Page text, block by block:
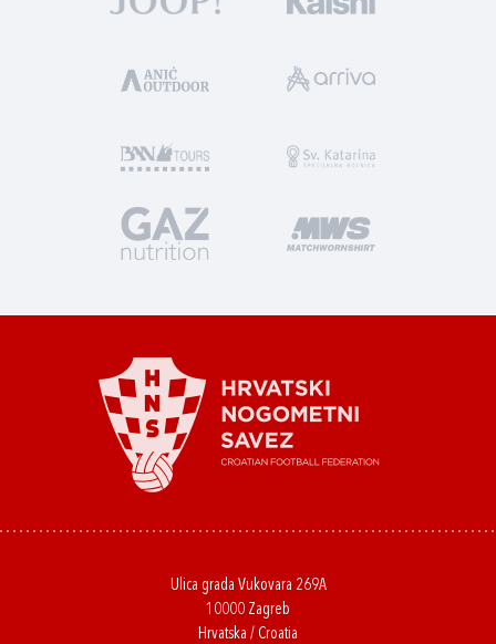
Ulica grada Vukovara 269A
10000 Zagreb
Hrvatska / Croatia